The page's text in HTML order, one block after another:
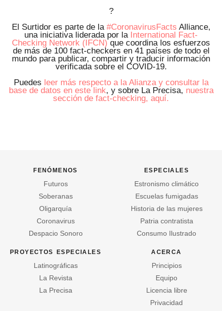
?
El Surtidor es parte de la #CoronavirusFacts Alliance,
una iniciativa liderada por la International Fact-
Checking Network (IFCN)que coordina los esfuerzos
de más de 100 fact-checkers en 41 países de todo el
mundo para publicar, compartir y traducir información
verificada sobre el COVID-19.
Puedes leer más respecto a la Alianza y consultar la
base de datos en este link, y sobre La Precisa, nuestra
sección de fact-checking, aquí.
fenómenos
Futuros
Soberanas
Oligarquía
Coronavirus
Despacio Sonoro
especiales
Estronismo climático
Escuelas fumigadas
Historia de las mujeres
Patria contratista
Consumo Ilustrado
proyectos especiales
Latinográficas
La Revista
La Precisa
acerca
Principios
Equipo
Licencia libre
Privacidad